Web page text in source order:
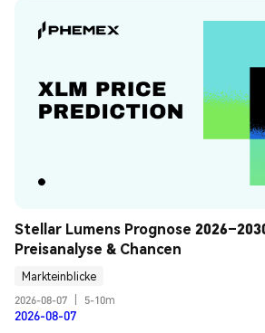
Stellar Lumens Prognose
Preisanalyse & Chancen
Markteinblicke
2026-08-07
5-10m
2026-08-07